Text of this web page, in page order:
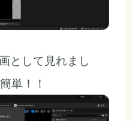
として見れまし
単！！